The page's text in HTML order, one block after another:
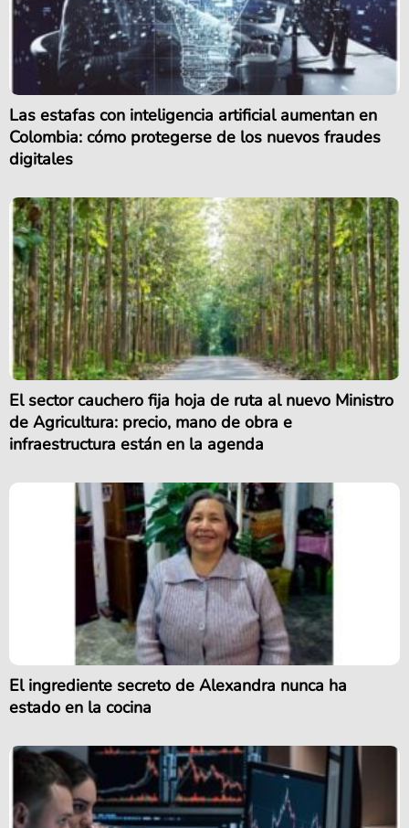
Las estafas con inteligencia artificial aumentan en
Colombia: cómo protegerse de los nuevos fraudes
digitales
El sector cauchero fija hoja de ruta al nuevo Ministro
de Agricultura: precio, mano de obra e
infraestructura están en la agenda
El ingrediente secreto de Alexandra nunca ha
estado en la cocina